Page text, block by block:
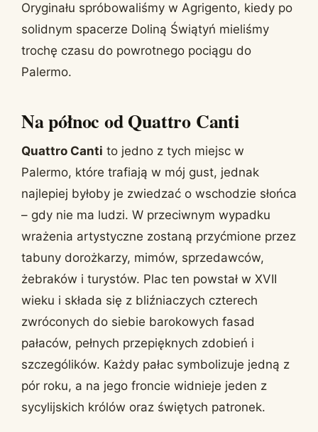
Oryginału spróbowaliśmy w Agrigento, kiedy po
solidnym spacerze Doliną Świątyń mieliśmy
trochę czasu do powrotnego pociągu do
Palermo.
Na północ od Quattro Canti
Quattro Canti to jedno z tych miejsc w
Palermo, które trafiają w mój gust, jednak
najlepiej byłoby je zwiedzać o wschodzie słońca
– gdy nie ma ludzi. W przeciwnym wypadku
wrażenia artystyczne zostaną przyćmione przez
tabuny dorożkarzy, mimów, sprzedawców,
żebraków i turystów. Plac ten powstał w XVII
wieku i składa się z bliźniaczych czterech
zwróconych do siebie barokowych fasad
pałaców, pełnych przepięknych zdobień i
szczególików. Każdy pałac symbolizuje jedną z
pór roku, a na jego froncie widnieje jeden z
sycylijskich królów oraz świętych patronek.